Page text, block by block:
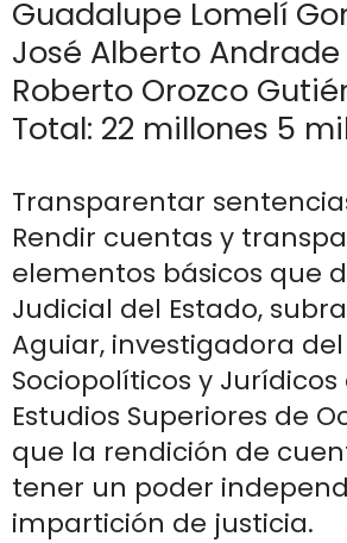
Guadalupe Lomelí
José Alberto
Roberto Orozco
Total: 22 millones 5
Transparentar
Rendir cuentas y
elementos básicos que
Judicial del Estado,
Aguiar, investigadora
Sociopolíticos y
Estudios Superiores de
que la rendición de
tener un poder
impartición de justicia.